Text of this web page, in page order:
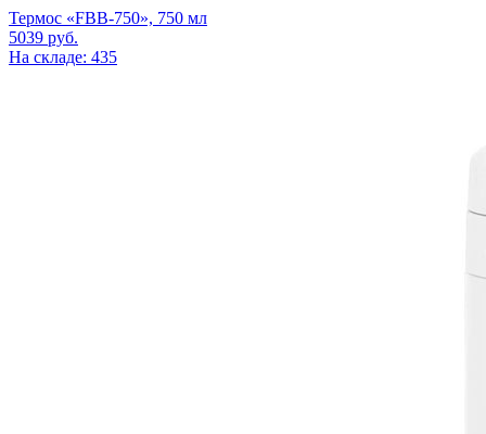
Термос «FBB-750», 750 мл
5039 руб.
На складе: 435